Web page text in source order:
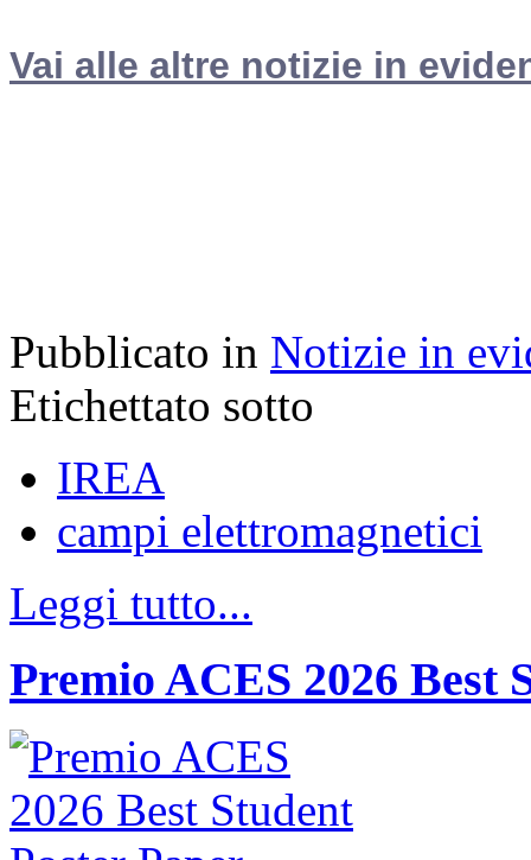
Vai alle altre notizie in
Pubblicato in Notizie in
Etichettato sotto
IREA
campi elettromagnetici
Leggi tutto...
Premio ACES 2026 Best